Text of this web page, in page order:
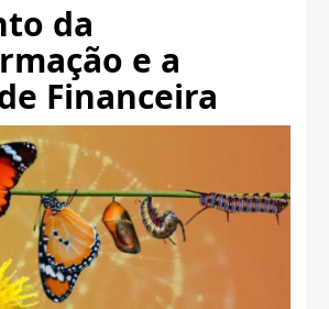
da
e a
Financeira